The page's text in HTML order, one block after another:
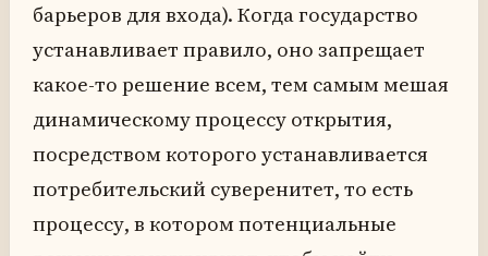
барьеров для входа). Когда государство
устанавливает правило, оно запрещает
какое-то решение всем, тем самым мешая
динамическому процессу открытия,
посредством которого устанавливается
потребительский суверенитет, то есть
процессу, в котором потенциальные